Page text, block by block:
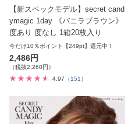
【新スペックモデル】secret cand
ymagic 1day 《バニラブラウン》
度あり 度なし 1箱20枚入り
今だけ10％ポイント【249pt】還元中！
2,486円
（税抜2,260円）
4.97 （151）